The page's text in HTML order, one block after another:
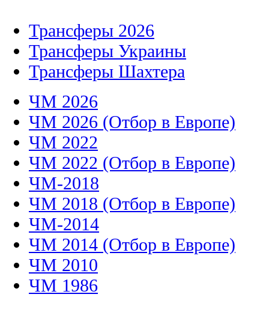
Трансферы 2026
Трансферы Украины
Трансферы Шахтера
ЧМ 2026
ЧМ 2026 (Отбор в Европе)
ЧМ 2022
ЧМ 2022 (Отбор в Европе)
ЧМ-2018
ЧМ 2018 (Отбор в Европе)
ЧМ-2014
ЧМ 2014 (Отбор в Европе)
ЧМ 2010
ЧМ 1986